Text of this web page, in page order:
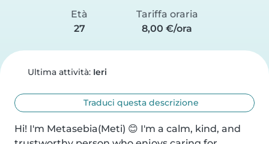
Età
27
Tariffa oraria
8,00 €/ora
Ultima attività: Ieri
Traduci questa descrizione
Hi! I'm Metasebia(Meti) 😊 I'm a calm, kind, and